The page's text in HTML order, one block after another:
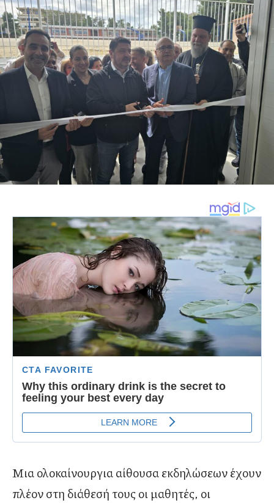
Μια ολοκαίνουργια αίθουσα εκδηλώσεων έχουν
πλέον στη διάθεσή τους οι μαθητές, οι